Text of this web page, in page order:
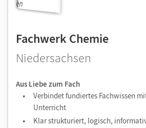
Fachwerk Chemie
Niedersachsen
Aus Liebe zum Fach
Verbindet fundiertes Fachwissen
Unterricht
Klar strukturiert, logisch,